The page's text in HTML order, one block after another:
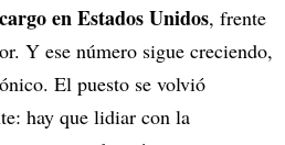
en Estados Unidos, frente
Y ese número sigue creciendo,
El puesto se volvió
hay que lidiar con la